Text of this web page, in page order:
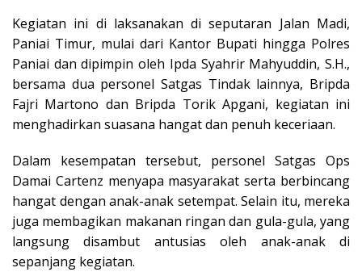
Kegiatan ini di laksanakan di seputaran Jalan Madi,
Paniai Timur, mulai dari Kantor Bupati hingga Polres
Paniai dan dipimpin oleh Ipda Syahrir Mahyuddin, S.H.,
bersama dua personel Satgas Tindak lainnya, Bripda
Fajri Martono dan Bripda Torik Apgani, kegiatan ini
menghadirkan suasana hangat dan penuh keceriaan.
Dalam kesempatan tersebut, personel Satgas Ops
Damai Cartenz menyapa masyarakat serta berbincang
hangat dengan anak-anak setempat. Selain itu, mereka
juga membagikan makanan ringan dan gula-gula, yang
langsung disambut antusias oleh anak-anak di
sepanjang kegiatan.